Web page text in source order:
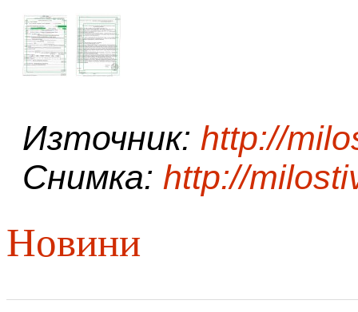
Източник: http://
Снимка: http://
Новини